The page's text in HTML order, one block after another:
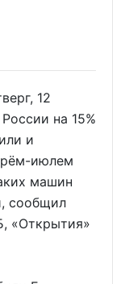
12
на 15%
и
июлем
машин
сообщил
«Открытия»